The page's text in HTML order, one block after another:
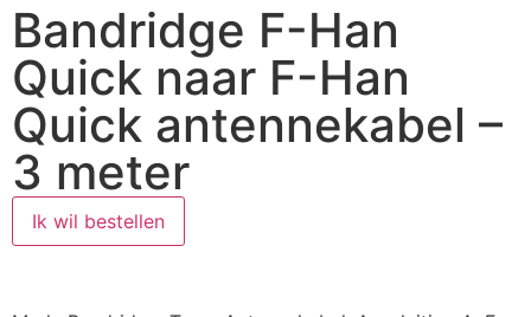
Bandridge F-Han
Quick naar F-Han
Quick antennekabel –
3 meter
Ik wil bestellen